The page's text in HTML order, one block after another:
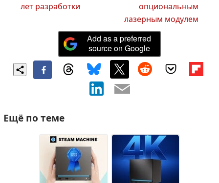
лет разработки
опциональным
лазерным модулем
Add as a preferred
source on Google
Ещё по теме